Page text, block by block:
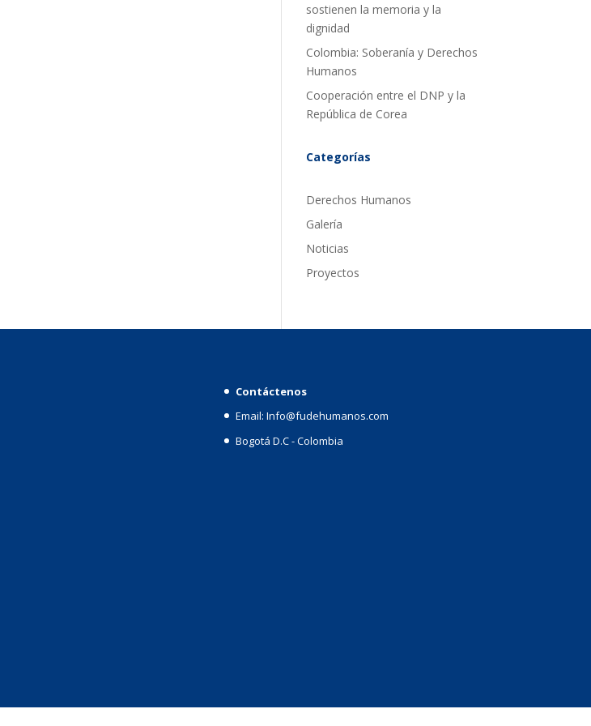
sostienen la memoria y la
dignidad
Colombia: Soberanía y Derechos
Humanos
Cooperación entre el DNP y la
República de Corea
Categorías
Derechos Humanos
Galería
Noticias
Proyectos
Contáctenos
Email: Info@fudehumanos.com
Bogotá D.C - Colombia